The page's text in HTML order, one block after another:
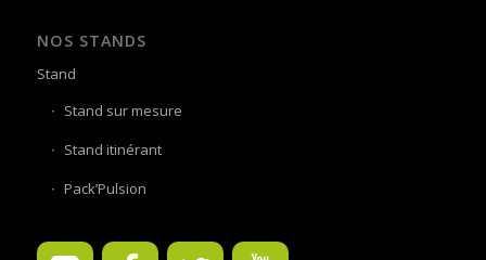
NOS STANDS
Stand
Stand sur mesure
Stand itinérant
Pack’Pulsion